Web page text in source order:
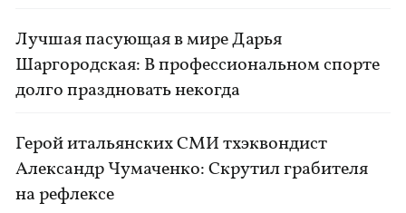
Лучшая пасующая в мире Дарья
Шаргородская: В профессиональном спорте
долго праздновать некогда
Герой итальянских СМИ тхэквондист
Александр Чумаченко: Скрутил грабителя
на рефлексе